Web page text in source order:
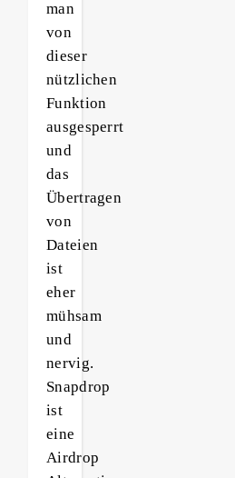
man
von
dieser
nützlichen
Funktion
ausgesperrt
und
das
Übertragen
von
Dateien
ist
eher
mühsam
und
nervig.
Snapdrop
ist
eine
Airdrop